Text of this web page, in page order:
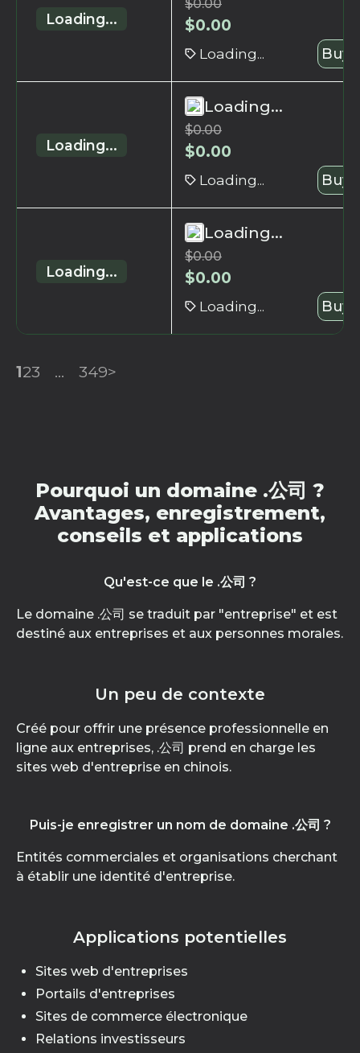
Loading...
$0.00
$0.00
Loading... Buy
Loading...
Loading...
$0.00
$0.00
Loading... Buy
Loading...
Loading...
$0.00
$0.00
Loading... Buy
123 ... 349>
Pourquoi un domaine .公司 ?
Avantages, enregistrement,
conseils et applications
Qu'est-ce que le .公司 ?
Le domaine .公司 se traduit par "entreprise" et est
destiné aux entreprises et aux personnes morales.
Un peu de contexte
Créé pour offrir une présence professionnelle en
ligne aux entreprises, .公司 prend en charge les
sites web d'entreprise en chinois.
Puis-je enregistrer un nom de domaine .公司 ?
Entités commerciales et organisations cherchant
à établir une identité d'entreprise.
Applications potentielles
Sites web d'entreprises
Portails d'entreprises
Sites de commerce électronique
Relations investisseurs